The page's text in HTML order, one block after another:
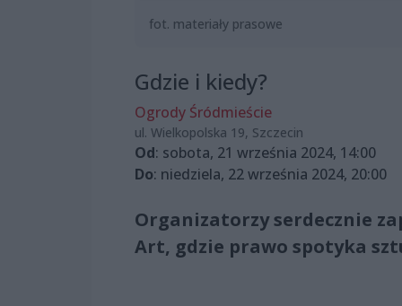
fot. materiały prasowe
Gdzie i kiedy?
Ogrody Śródmieście
ul. Wielkopolska 19, Szczecin
Od: sobota, 21 września 2024, 14:00
Do: niedziela, 22 września 2024, 20:00
Organizatorzy serdecznie
Art, gdzie prawo spotyka